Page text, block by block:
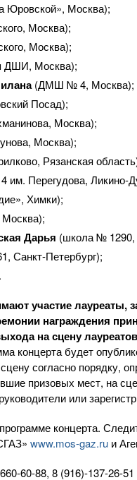
Юровской», Москва);
Москва);
Москва);
ДШИ, Москва);
(ДМШ № 4, Москва);
Посад);
Москва);
Москва);
Рязанская
им. Перегудова, Ликино-
Химки);
Дарья (школа № 1290,
Санкт-Петербург);
участие лауреаты,
награждения
на сцену
концерта будет
согласно порядку,
призовых мест, на
или
концерта.
www.mos-gaz.ru и
60-88, 8 (916)-137-26-51